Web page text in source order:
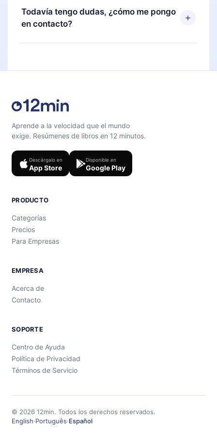
También puedes leer o escuchar tus títulos
favoritos sin conexión y desafiarte con un
puedes cancelar en cualquier momento y el
próximo ciclo de facturación no ocurrirá.
Todavía tengo dudas, ¿cómo me pongo
en contacto?
Siéntete libre de contactarnos en
Aprende a la velocidad que el mundo
exige. Resúmenes de libros en 12 minutos.
Descárgalo en
App Store
Disponible en
Google Play
PRODUCTO
Categorías
Precios
Para Empresas
EMPRESA
Acerca de
Contacto
SOPORTE
Centro de Ayuda
Política de Privacidad
Términos de Servicio
© 2026 12min. Todos los derechos reservados.
English·Português·Español